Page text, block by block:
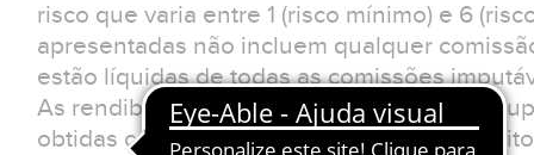
risco que varia entre 1 (risco mínimo) e 6
apresentadas não incluem qualquer
estão líquidas de todas as comissões
As rendibilidades divulgadas para prazos
obtidas caso o investimento tivesse sido